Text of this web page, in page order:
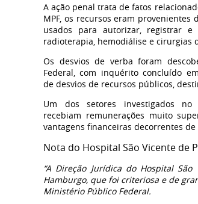
A ação penal trata de fatos
MPF, os recursos eram provenientes
usados para autorizar, registrar e
radioterapia, hemodiálise e cirurgias
Os desvios de verba foram
Federal, com inquérito concluído
de desvios de recursos públicos,
Um dos setores investigados
recebiam remunerações muito
vantagens financeiras decorrentes
Nota do Hospital São Vicente de
“A Direção Jurídica do Hospital
Hamburgo, que foi criteriosa e de
Ministério Público Federal.